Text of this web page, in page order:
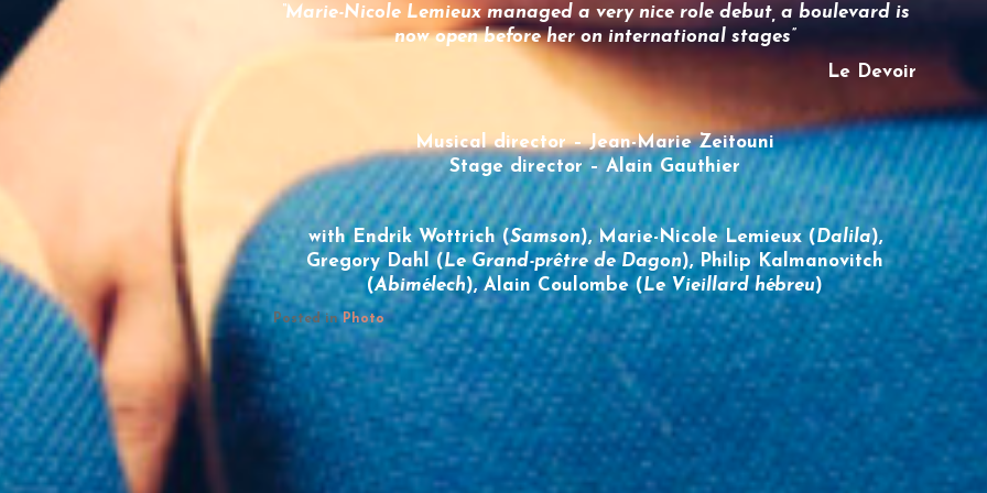
Marie-Nicole Lemieuxmanaged a very nice role debut, a boulevard is
now open before her on international stages”
Le Devoir
Musical director – Jean-Marie Zeitouni
Stage director – Alain Gauthier
with Endrik Wottrich (Samson), Marie-Nicole Lemieux (Dalila),
Gregory Dahl (Le Grand-prêtre de Dagon), Philip Kalmanovitch
(Abimélech), Alain Coulombe (Le Vieillard hébreu)
Posted in Photo